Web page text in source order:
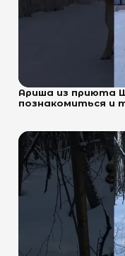
Ариша из приюта
познакомиться и